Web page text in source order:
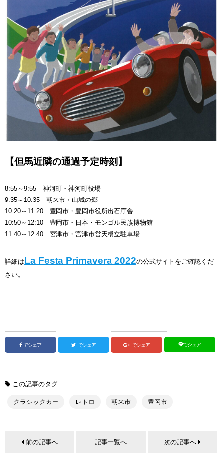
【但馬近隣の通過予定時刻】
8:55～9:55 神河町・神河町役場
9:35～10:35 朝来市・山城の郷
10:20～11:20 豊岡市・豊岡市役所出石庁舎
10:50～12:10 豊岡市・日本・モンゴル民族博物館
11:40～12:40 宮津市・宮津市営天橋立駐車場
詳細はLa Festa Primavera 2022の公式サイトをご確認くだ
さい。
でシェア でシェア でシェア でシェア
この記事のタグ
クラシックカー レトロ 朝来市 豊岡市
前の記事へ 記事一覧へ 次の記事へ